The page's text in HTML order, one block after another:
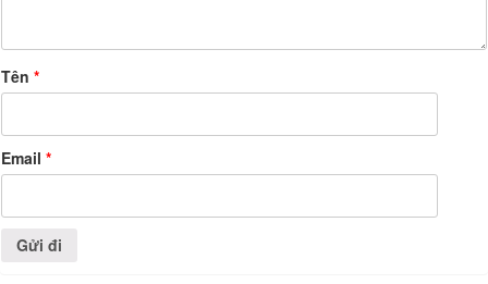
Tên *
Email *